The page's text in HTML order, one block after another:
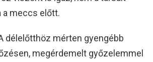
a meccs előtt.
délelőtthöz mérten gyengébb
megérdemelt győzelemmel